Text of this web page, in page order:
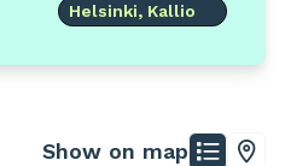
Helsinki, Kallio
Show on map